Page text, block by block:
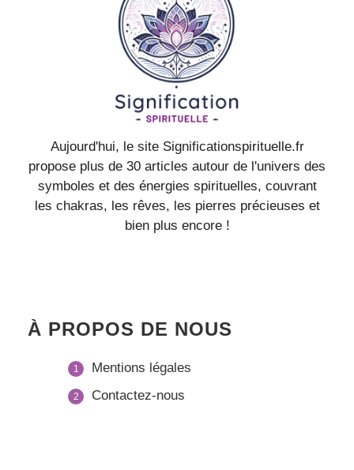
Aujourd'hui, le site Significationspirituelle.fr
propose plus de 30 articles autour de l'univers des
symboles et des énergies spirituelles, couvrant
les chakras, les rêves, les pierres précieuses et
bien plus encore !
À PROPOS DE NOUS
Mentions légales
Contactez-nous